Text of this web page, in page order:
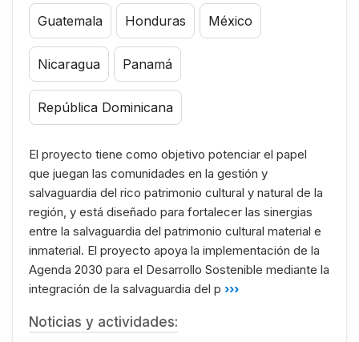
Guatemala Honduras México
Nicaragua Panamá
República Dominicana
El proyecto tiene como objetivo potenciar el papel
que juegan las comunidades en la gestión y
salvaguardia del rico patrimonio cultural y natural de la
región, y está diseñado para fortalecer las sinergias
entre la salvaguardia del patrimonio cultural material e
inmaterial. El proyecto apoya la implementación de la
Agenda 2030 para el Desarrollo Sostenible mediante la
integración de la salvaguardia del p ›››
Noticias y actividades: